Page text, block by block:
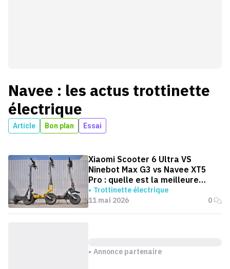
Navee : les actus trottinette
électrique
Article Bon plan Essai
Xiaomi Scooter 6 Ultra VS
Ninebot Max G3 vs Navee XT5
Pro : quelle est la meilleure
trottinette pour aller au boulot ?
Trottinette électrique
11 mai 2026
0
Annonce partenaire